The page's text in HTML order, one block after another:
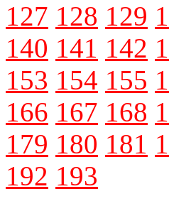
127 128 129
140 141 142
153 154 155
166 167 168
179 180 181
192 193